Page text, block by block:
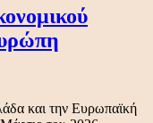
και την Ευρωπαϊκή